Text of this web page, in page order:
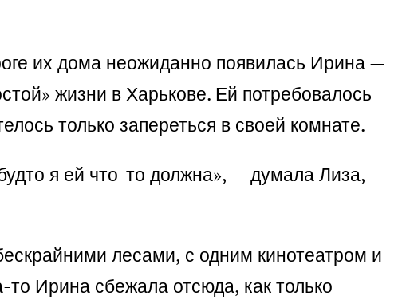
их дома неожиданно появилась Ирина —
жизни в Харькове. Ей потребовалось
только запереться в своей комнате.
я ей что-то должна», — думала Лиза,
лесами, с одним кинотеатром и
Ирина сбежала отсюда, как только